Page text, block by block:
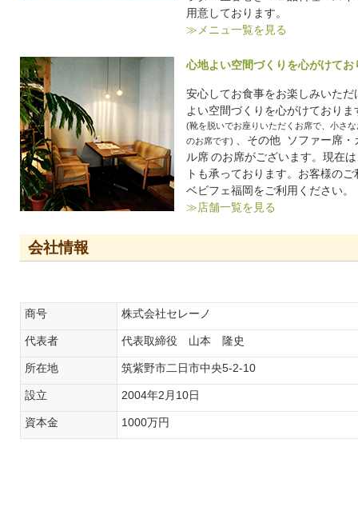
用意しております。
≫メニュ一覧を見る
心地よい空間づくりを心がけてお
安心してお食事をお楽しみいた
よい空間づくりを心がけており
(靴を脱いでお座りいただくお席で、小さ
のお席です)
、その他 ソファー席
ル席のお席がございます。現在
トも承っております。お客様の
ベビフェ福岡をご利用ください。
≫店舗一覧を見る
会社情報
商号 株式会社セレーノ
代表者 代表取締役 山本 隆史
所在地 筑紫野市二日市中央5-2-10
設立 2004年2月10日
資本金 1000万円